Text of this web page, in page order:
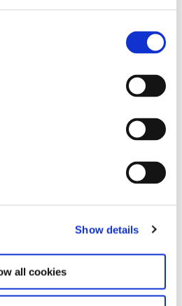
Show details
all cookies
/ receiver – the machine and the